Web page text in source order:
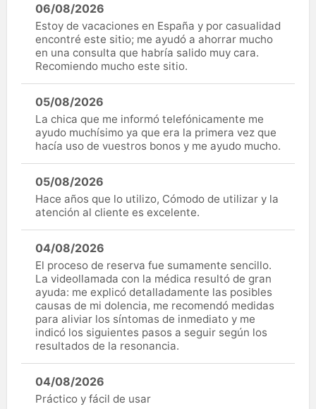
06/08/2026
Estoy de vacaciones en España y por casualidad
encontré este sitio; me ayudó a ahorrar mucho
en una consulta que habría salido muy cara.
Recomiendo mucho este sitio.
05/08/2026
La chica que me informó telefónicamente me
ayudo muchísimo ya que era la primera vez que
hacía uso de vuestros bonos y me ayudo mucho.
05/08/2026
Hace años que lo utilizo, Cómodo de utilizar y la
atención al cliente es excelente.
04/08/2026
El proceso de reserva fue sumamente sencillo.
La videollamada con la médica resultó de gran
ayuda: me explicó detalladamente las posibles
causas de mi dolencia, me recomendó medidas
para aliviar los síntomas de inmediato y me
indicó los siguientes pasos a seguir según los
resultados de la resonancia.
04/08/2026
Práctico y fácil de usar